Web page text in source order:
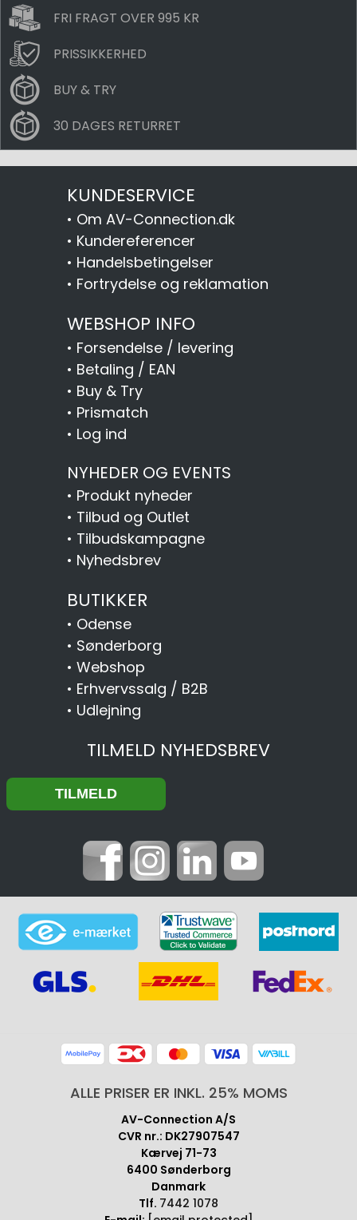
FRI FRAGT OVER 995 KR
PRISSIKKERHED
BUY & TRY
30 DAGES RETURRET
KUNDESERVICE
• Om AV-Connection.dk
• Kundereferencer
• Handelsbetingelser
• Fortrydelse og reklamation
WEBSHOP INFO
• Forsendelse / levering
• Betaling / EAN
• Buy & Try
• Prismatch
• Log ind
NYHEDER OG EVENTS
• Produkt nyheder
• Tilbud og Outlet
• Tilbudskampagne
• Nyhedsbrev
BUTIKKER
• Odense
• Sønderborg
• Webshop
• Erhvervssalg / B2B
• Udlejning
TILMELD NYHEDSBREV
ALLE PRISER ER INKL. 25% MOMS
AV-Connection A/S
CVR nr.: DK27907547
Kærvej 71-73
6400 Sønderborg
Danmark
Tlf. 7442 1078